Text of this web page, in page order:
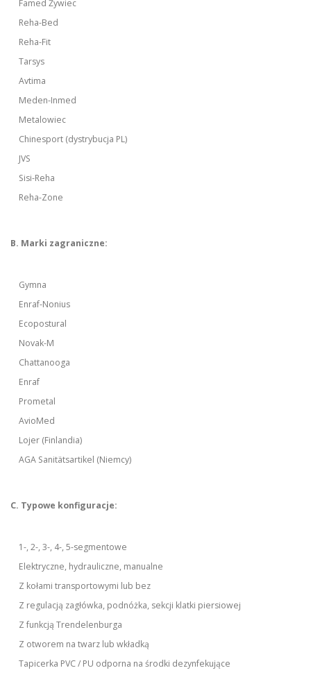
Famed Żywiec
Reha-Bed
Reha-Fit
Tarsys
Avtima
Meden-Inmed
Metalowiec
Chinesport (dystrybucja PL)
JVS
Sisi-Reha
Reha-Zone
B. Marki zagraniczne:
Gymna
Enraf-Nonius
Ecopostural
Novak-M
Chattanooga
Enraf
Prometal
AvioMed
Lojer (Finlandia)
AGA Sanitätsartikel (Niemcy)
C. Typowe konfiguracje:
1-, 2-, 3-, 4-, 5-segmentowe
Elektryczne, hydrauliczne, manualne
Z kołami transportowymi lub bez
Z regulacją zagłówka, podnóżka, sekcji klatki piersiowej
Z funkcją Trendelenburga
Z otworem na twarz lub wkładką
Tapicerka PVC / PU odporna na środki dezynfekujące